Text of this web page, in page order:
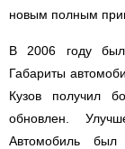
новым полным
В 2006 году
Габариты
Кузов получил
обновлен.
Автомобиль